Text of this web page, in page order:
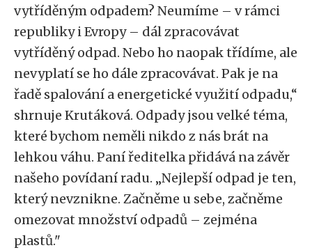
vytříděným odpadem? Neumíme – v rámci
republiky i Evropy – dál zpracovávat
vytříděný odpad. Nebo ho naopak třídíme, ale
nevyplatí se ho dále zpracovávat. Pak je na
řadě spalování a energetické využití odpadu,“
shrnuje Krutáková. Odpady jsou velké téma,
které bychom neměli nikdo z nás brát na
lehkou váhu. Paní ředitelka přidává na závěr
našeho povídaní radu. „Nejlepší odpad je ten,
který nevznikne. Začněme u sebe, začněme
omezovat množství odpadů – zejména
plastů."